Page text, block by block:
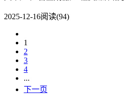
2025-12-16阅读(94)
1
2
3
4
...
下一页